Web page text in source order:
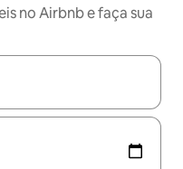
no Airbnb e faça sua
explore-os